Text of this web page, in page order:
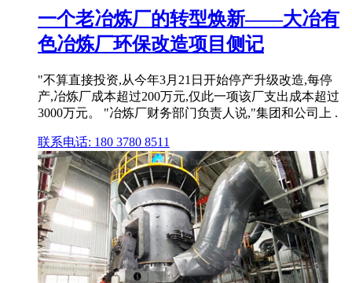
一个老冶炼厂的转型焕新——大冶有
色冶炼厂环保改造项目侧记
"不算直接投资,从今年3月21日开始停产升级改造,每停
产,冶炼厂成本超过200万元,仅此一项该厂支出成本超过
3000万元。 "冶炼厂财务部门负责人说,"集团和公司上 .
联系电话: 180 3780 8511